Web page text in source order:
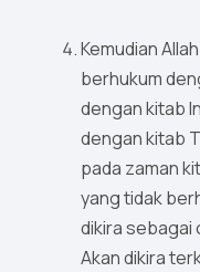
Kemudian
berhukum
dengan kitab
dengan kitab
pada zaman
yang tidak
dikira sebagai
Akan dikira